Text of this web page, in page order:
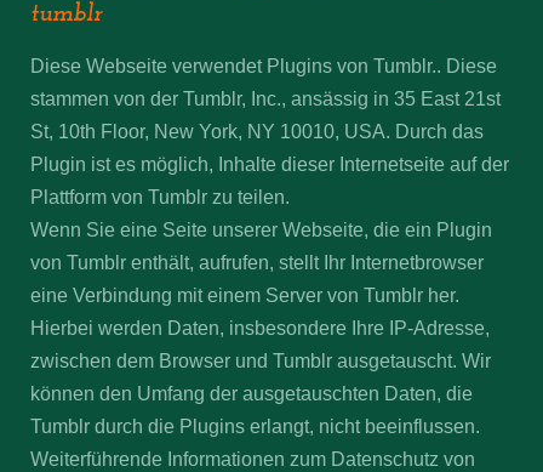
tumblr
Diese Webseite verwendet Plugins von Tumblr.. Diese
stammen von der Tumblr, Inc., ansässig in 35 East 21st
St, 10th Floor, New York, NY 10010, USA. Durch das
Plugin ist es möglich, Inhalte dieser Internetseite auf der
Plattform von Tumblr zu teilen.
Wenn Sie eine Seite unserer Webseite, die ein Plugin
von Tumblr enthält, aufrufen, stellt Ihr Internetbrowser
eine Verbindung mit einem Server von Tumblr her.
Hierbei werden Daten, insbesondere Ihre IP-Adresse,
zwischen dem Browser und Tumblr ausgetauscht. Wir
können den Umfang der ausgetauschten Daten, die
Tumblr durch die Plugins erlangt, nicht beeinflussen.
Weiterführende Informationen zum Datenschutz von